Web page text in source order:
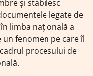
și stabilesc
legate de
limba națională a
fenomen pe care îl
procesului de